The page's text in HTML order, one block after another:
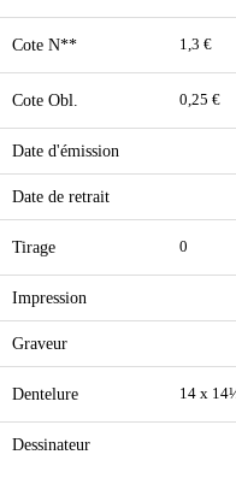
Cote N** 1,3 €
Cote Obl. 0,25 €
Date d'émission
Date de retrait
Tirage 0
Impression
Graveur
Dentelure 14 x
Dessinateur